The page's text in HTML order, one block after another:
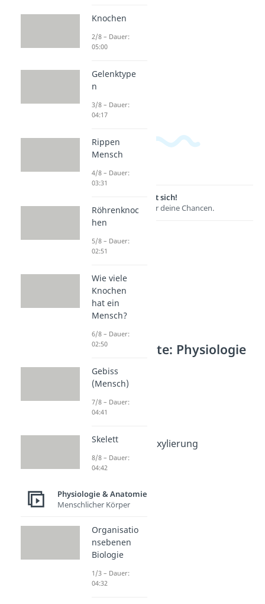
Lernen lohnt sich!
Entdecke hier deine Chancen.
Weitere Inhalte: Physiologie
& Anatomie
Zellatmung
Dauer: 05:12
Oxidative Decarboxylierung
Dauer: 06:29
Citratzyklus
Atmungskette
Dauer: 04:44
Knochen
2/8 – Dauer:
05:00
Gelenktype
n
3/8 – Dauer:
04:17
Rippen
Mensch
4/8 – Dauer:
03:31
Röhrenknoc
hen
5/8 – Dauer:
02:51
Wie viele
Knochen
hat ein
Mensch?
6/8 – Dauer:
02:50
Gebiss
(Mensch)
7/8 – Dauer:
04:41
Skelett
8/8 – Dauer:
04:42
Physiologie & Anatomie
Menschlicher Körper
Organisatio
nsebenen
Biologie
1/3 – Dauer:
04:32